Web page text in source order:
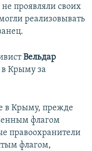
проявляли своих
реализовывать
Вельдар
в Крыму за
в Крыму, прежде
флагом
правоохранители
флагом,